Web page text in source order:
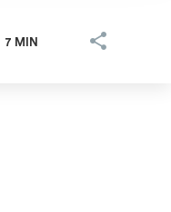
7 MIN